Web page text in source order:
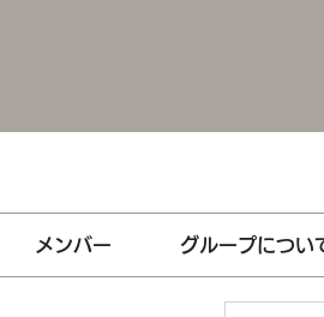
メンバー グループについ